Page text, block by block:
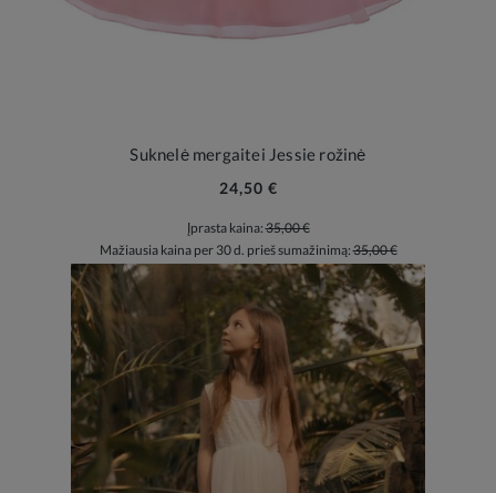
Suknelė mergaitei Jessie rožinė
24,50 €
Įprasta kaina:35,00 €
Mažiausia kaina per 30 d. prieš sumažinimą:35,00 €